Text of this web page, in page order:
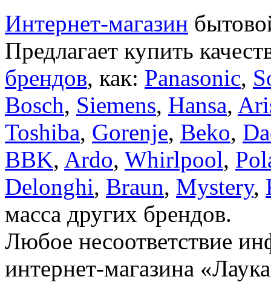
Интернет-магазин
Предлагает купить
брендов, как: Panasonic,
Bosch, Siemens, Hansa,
Toshiba, Gorenje, Beko,
BBK, Ardo, Whirlpool,
Delonghi, Braun, Mystery,
масса других брендов.
Любое несоответствие
интернет-магазина